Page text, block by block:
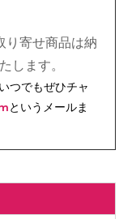
り寄せ商品は納
します。
つでもぜひチャ
というメールま